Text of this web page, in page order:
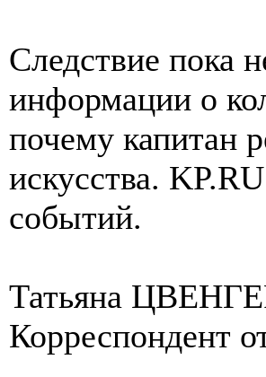
Следствие пока
информации о
почему капитан
искусства.
событий.
Татьяна
Корреспондент